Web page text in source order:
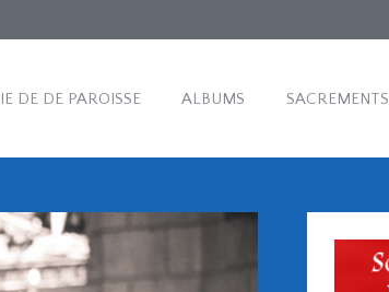
DE DE PAROISSE ALBUMS SACREMENTS